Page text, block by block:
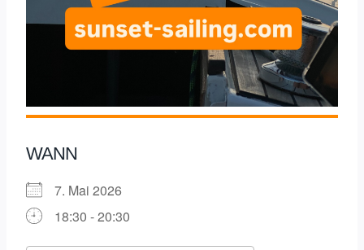
WANN
7. Mai 2026
18:30 - 20:30